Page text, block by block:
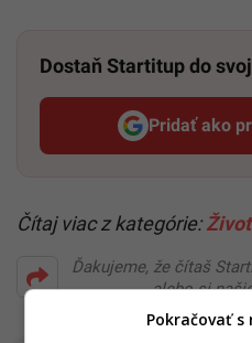
Dostaň Startitup do
Pridať ako
Čítaj viac z kategórie:
Ďakujeme, že čítaš
alebo si
Pokračovať